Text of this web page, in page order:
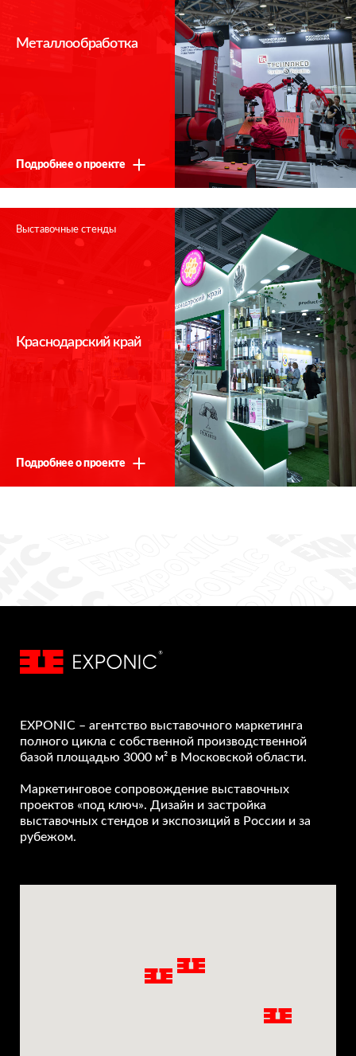
Металлообработка
Подробнее о проекте
Выставочные стенды
Краснодарский край
Подробнее о проекте
EXPONIC – агентство выставочного маркетинга
полного цикла с собственной производственной
базой площадью 3000 м² в Московской области.
Маркетинговое сопровождение выставочных
проектов «под ключ». Дизайн и застройка
выставочных стендов и экспозиций в России и за
рубежом.
Спасибо!
Мы свяжемся с Вами в ближайшее время